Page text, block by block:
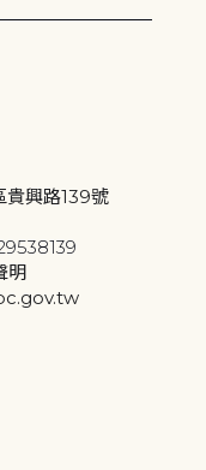
貴興路139號
明